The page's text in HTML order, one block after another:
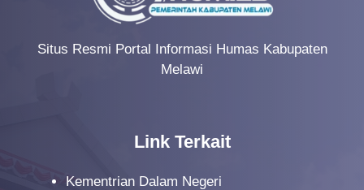
Situs Resmi Portal Informasi Humas Kabupaten
Melawi
Link Terkait
Kementrian Dalam Negeri